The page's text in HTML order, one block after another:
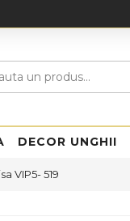
DECOR UNGHII
VIP5- 519